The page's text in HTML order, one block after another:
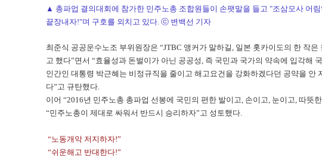
▲ 총파업 결의대회에 참가한 민주노총 조합원들이 손팻말을 들고 "조삼모사 어
끝장내자!"며 구호를 외치고 있다. ⓒ 변백선 기자
최준식 공공운수노조 부위원장은 “JTBC 앵커가 말하길, 일본 홋카이도의 한 작
고 했다”면서 “효율성과 돈벌이가 아닌 공공성, 즉 국민과 국가의 약속에 입각해
인간인 대통령 박근혜는 비정규직을 줄이고 해고요건을 강화하겠다던 공약을 안
다”고 규탄했다.
이어 “2016년 민주노총 총파업 선봉에 국민의 편한 발이고, 손이고, 눈이고, 따뜻
“민주노총이 제대로 싸워서 반드시 승리하자”고 성토했다.
“노동개악 저지하자!”
“쉬운해고 반대한다!”